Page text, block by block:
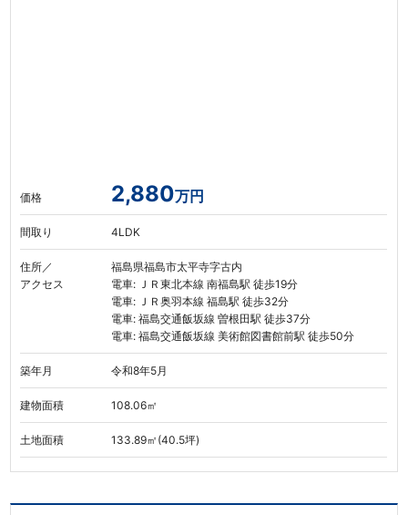
価格 2,880万円
間取り 4LDK
住所／
アクセス
福島県福島市太平寺字古内
電車: ＪＲ東北本線 南福島駅 徒歩19分
電車: ＪＲ奥羽本線 福島駅 徒歩32分
電車: 福島交通飯坂線 曽根田駅 徒歩37分
電車: 福島交通飯坂線 美術館図書館前駅 徒歩50分
築年月 令和8年5月
建物面積 108.06㎡
土地面積 133.89㎡(40.5坪)